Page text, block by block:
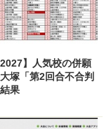
2027】人気校の併願
塚「第2回合不合判
果